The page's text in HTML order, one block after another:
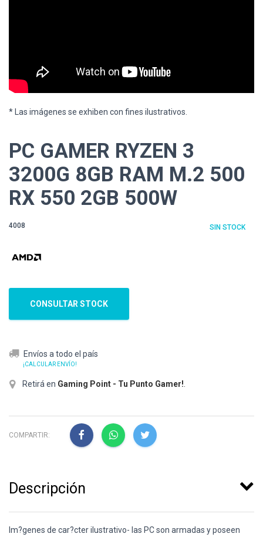
* Las imágenes se exhiben con fines ilustrativos.
PC GAMER RYZEN 3
3200G 8GB RAM M.2 500
RX 550 2GB 500W
4008 SIN STOCK
CONSULTAR STOCK
Envíos a todo el país
¡CALCULAR ENVÍO!
Retirá en Gaming Point - Tu Punto Gamer!
COMPARTIR:
Descripción
Im?genes de car?cter ilustrativo- las PC son armadas y poseen